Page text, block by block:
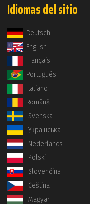
Idiomas del sitio
Deutsch
English
Français
Português
Italiano
Română
Svenska
Українська
Nederlands
Polski
Slovenčina
Čeština
Magyar